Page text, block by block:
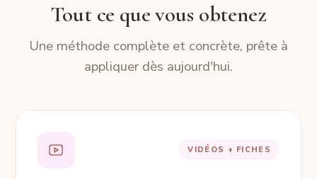
Tout ce que vous obtenez
Une méthode complète et concrète, prête à
appliquer dès aujourd'hui.
VIDÉOS + FICHES